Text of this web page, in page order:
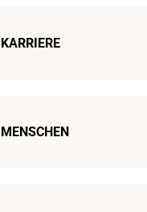
KARRIERE
MENSCHEN